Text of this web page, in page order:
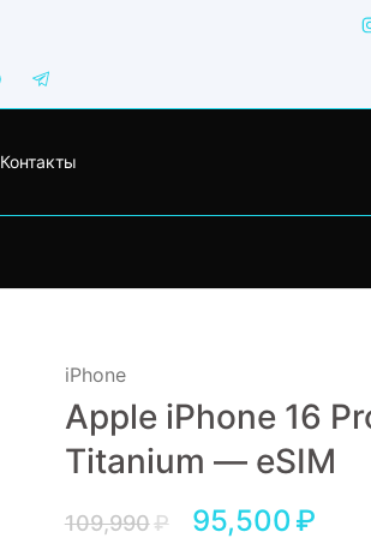
Контакты
iPhone
Apple iPhone 16
Titanium — eSIM
109,990₽ 95,500₽